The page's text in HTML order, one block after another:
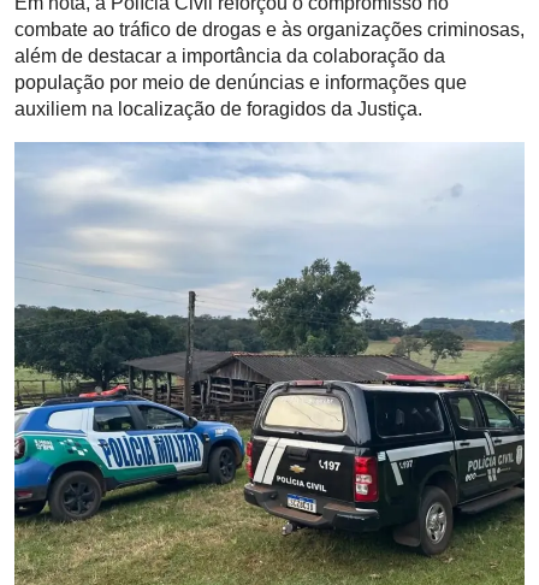
combate ao tráfico de drogas e às organizações criminosas,
além de destacar a importância da colaboração da
população por meio de denúncias e informações que
auxiliem na localização de foragidos da Justiça.